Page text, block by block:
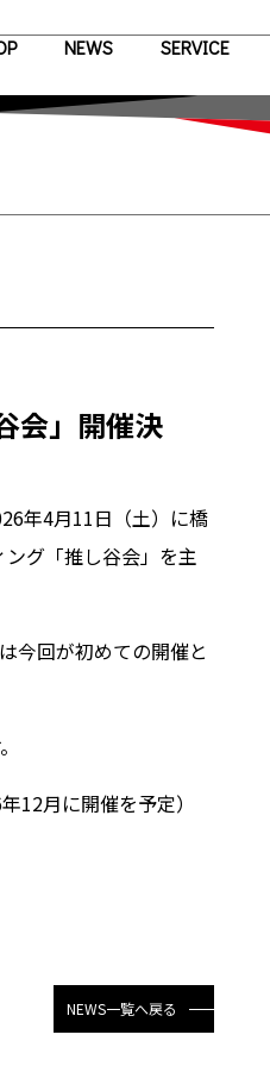
NEWS SERVICE
会」開催決
年4月11日（土）に橋
グ「推し谷会」を主
今回が初めての開催と
12月に開催を予定）
NEWS一覧へ戻る